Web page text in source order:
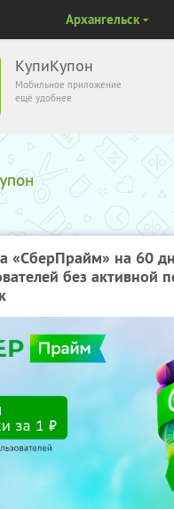
КупиКупон
Мобильное приложение
ещё удобнее
Архангельск
«СберПрайм» на 60
без активной